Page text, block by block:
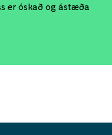
er óskað og ástæða